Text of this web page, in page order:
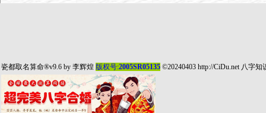
瓷都取名算命®v9.6 by 李辉煌 版权号:2005SR05135 ©20240403 http://CiDu.net 八字知